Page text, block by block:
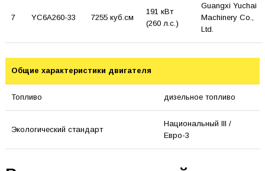
7 YC6A260-33 7255 куб.см
191 кВт
(260 л.с.)
Guangxi Yuchai
Machinery Co.,
Ltd.
Общие характеристики двигателя
Топливо дизельное топливо
Экологический стандарт
Национальный III /
Евро-3